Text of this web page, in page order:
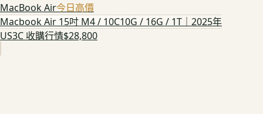
MacBook Air今日高價
Macbook Air 15吋 M4 / 10C10G / 16G / 1T｜2025年
US3C 收購行情$28,800